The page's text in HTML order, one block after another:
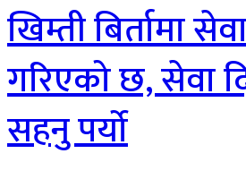
खिम्ती बिर्तामा
गरिएको छ, सेवा
सहनु पर्यो